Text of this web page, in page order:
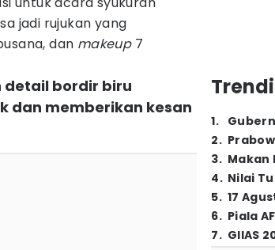
jadi rujukan yang
dan makeup7
detail bordir biru
dan memberikan kesan
1.
2.
3. Makan
4. Nilai
5. 17
6. Piala
7. GIIAS